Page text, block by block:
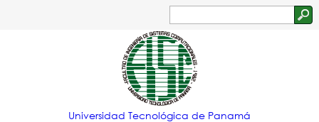
Jump to navigation
Formulario
de
búsqueda
Universidad Tecnológica de Panamá